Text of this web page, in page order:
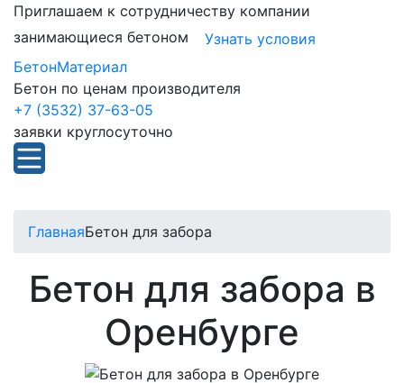
Приглашаем к сотрудничеству компании
занимающиеся бетоном
Узнать условия
БетонМатериал
Бетон по ценам производителя
+7 (3532) 37-63-05
заявки круглосуточно
ГлавнаяБетон для забора
Бетон для забора в
Оренбурге